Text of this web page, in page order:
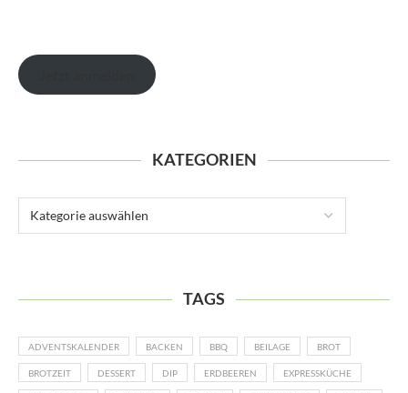
KATEGORIEN
TAGS
ADVENTSKALENDER BACKEN BBQ BEILAGE BROT
BROTZEIT DESSERT DIP ERDBEEREN EXPRESSKÜCHE